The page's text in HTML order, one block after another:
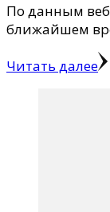
По данным
ближайшем
Читать далее